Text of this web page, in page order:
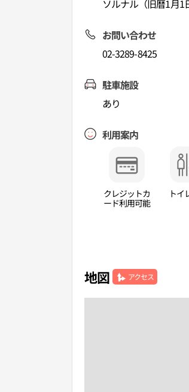
ソルナル（旧暦1月1
お問い合わせ
02-3289-8425
駐車施設
あり
利用案内
クレジットカ
ード利用可能
トイ
地図 アクセス